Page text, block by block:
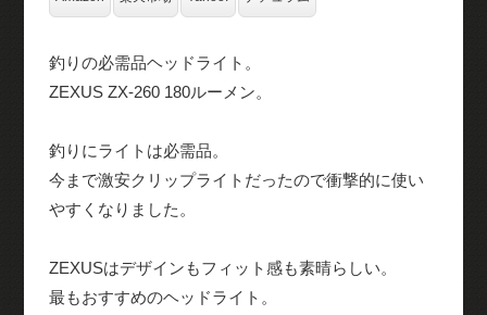
釣りの必需品ヘッドライト。
ZEXUS ZX‐260 180ルーメン。
釣りにライトは必需品。
今まで激安クリップライトだったので衝撃的に使い
やすくなりました。
ZEXUSはデザインもフィット感も素晴らしい。
最もおすすめのヘッドライト。